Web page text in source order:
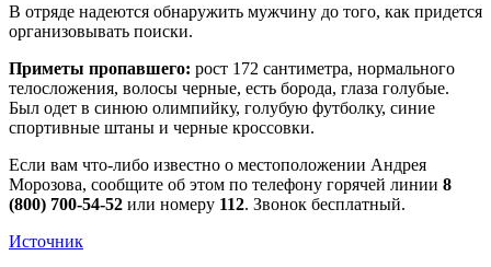
В отряде надеются обнаружить мужчину до того, как придется
организовывать поиски.
Приметы пропавшего: рост 172 сантиметра, нормального
телосложения, волосы черные, есть борода, глаза голубые.
Был одет в синюю олимпийку, голубую футболку, синие
спортивные штаны и черные кроссовки.
Если вам что-либо известно о местоположении Андрея
Морозова, сообщите об этом по телефону горячей линии 8
(800) 700-54-52 или номеру 112. Звонок бесплатный.
Источник